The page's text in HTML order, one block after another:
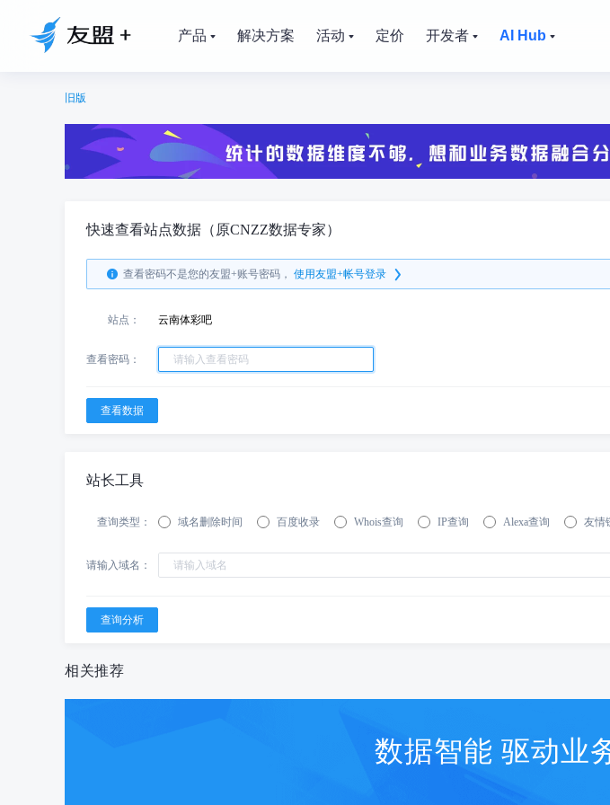
产品 解决方案 活动 定价 开发者 AI Hub
旧版
快速查看站点数据（原CNZZ数据专家）
查看密码不是您的友盟+账号密码， 使用友盟+帐号登录
站点： 云南体彩吧
查看密码：
站长工具
查询类型： 域名删除时间 百度收录 Whois查询 IP查询 Alexa查询 友情
请输入域名：
相关推荐
数据智能 驱动业